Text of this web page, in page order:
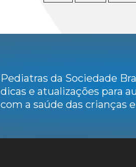
Pediatras da Sociedade
dicas e atualizações para
com a saúde das crianças